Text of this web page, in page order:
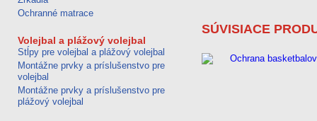
Ochranné matrace
Volejbal a plážový volejbal
Stĺpy pre volejbal a plážový volejbal
Montážne prvky a príslušenstvo pre
volejbal
Montážne prvky a príslušenstvo pre
plážový volejbal
SÚVISIACE